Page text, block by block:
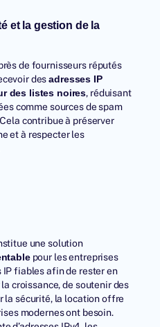
et la gestion de la
de fournisseurs réputés
desadresses IP
des listes noires, réduisant
comme sources de spam
contribue à préserver
et à respecter les
une solution
pour les entreprises
IP fiables afin de rester en
la croissance, de soutenir des
la sécurité, la location offre
modernes ont besoin.